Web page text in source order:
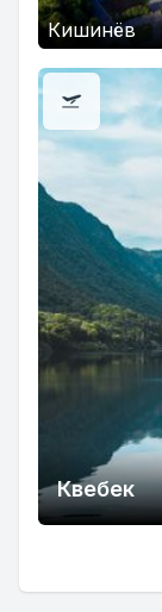
Кишинёв
Квебек